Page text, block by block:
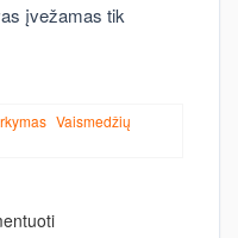
įvežamas tik
Vaismedžių